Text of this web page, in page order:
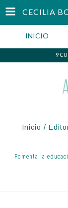
CECILIA
INICIO
9
Inicio /
Fomenta la